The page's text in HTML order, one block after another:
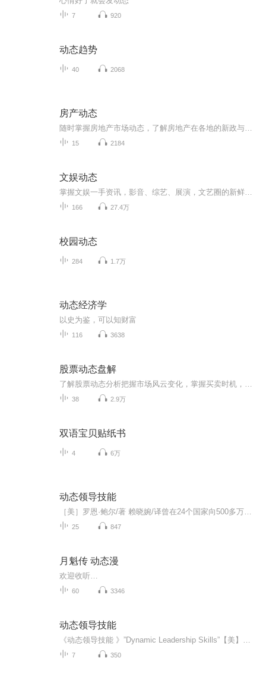
7 920
动态趋势
40 2068
房产动态
15 2184
文娱动态
166 27.4万
校园动态
284 1.7万
动态经济学
以史为鉴，可以知财富
116 3638
股票动态盘解
38 2.9万
双语宝贝贴纸书
4 6万
动态领导技能
25 847
月魁传 动态漫
欢迎收听…
60 3346
动态领导技能
7 350